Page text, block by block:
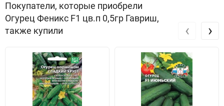
Покупатели, которые приобрели
Огурец Феникс F1 цв.п 0,5гр Гавриш,
также купили
‹ ›